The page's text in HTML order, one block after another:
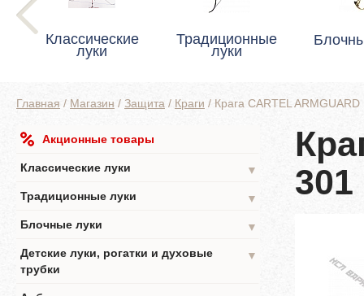
Классические
луки
Традиционные
луки
Главная / Магазин / Защита / Краги / Крага CARTEL
Акционные товары
Классические луки
▼
Традиционные луки
▼
Блочные луки
▼
Детские луки, рогатки и духовые
трубки
▼
301